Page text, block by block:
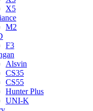
X5
M2
F3
Alsvin
CS35
CS55
Hunter Plus
UNI-K